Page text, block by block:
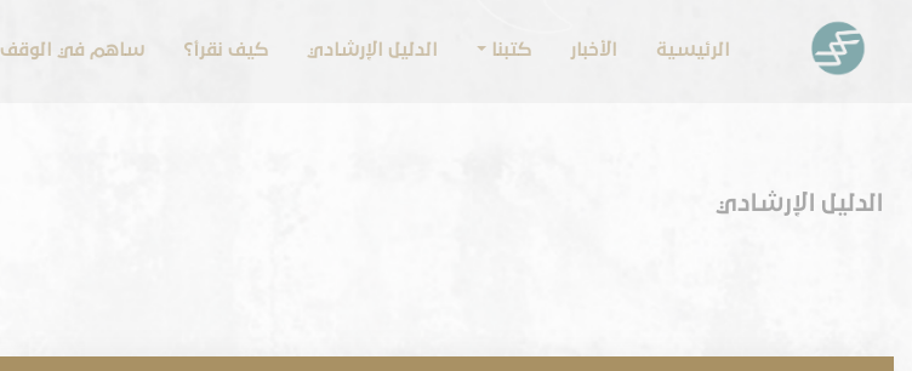
الرئيسية الأخبار كتبنا الدليل الإرشادي كيف نقرأ؟ ساهم في الوقف
الدليل الإرشادي